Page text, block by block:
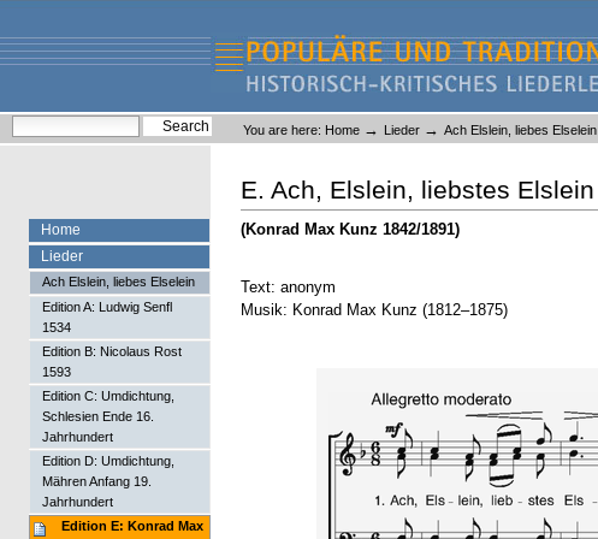
content.
navigation
Liederlexikon
Personal
tools
You are here: Home → Lieder → Ach Elslein, liebes Elselein
E. Ach, Elslein, liebstes Elslein
(Konrad Max Kunz 1842/1891)
Text: anonym
Musik: Konrad Max Kunz (1812–1875)
Home
Lieder
Ach Elslein, liebes Elselein
Edition A: Ludwig Senfl
1534
Edition B: Nicolaus Rost
1593
Edition C: Umdichtung,
Schlesien Ende 16.
Jahrhundert
Edition D: Umdichtung,
Mähren Anfang 19.
Jahrhundert
Edition E: Konrad Max